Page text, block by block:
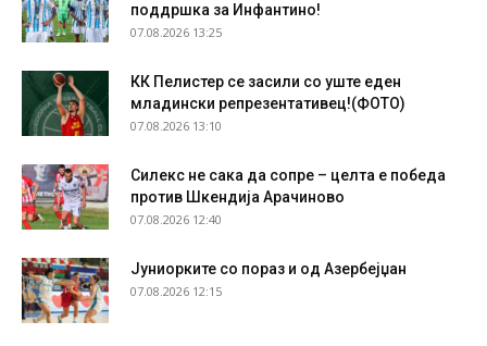
поддршка за Инфантино!
07.08.2026 13:25
КК Пелистер се засили со уште еден
младински репрезентативец!(ФОТО)
07.08.2026 13:10
Силекс не сака да сопре – целта е победа
против Шкендија Арачиново
07.08.2026 12:40
Јуниорките со пораз и од Азербејџан
07.08.2026 12:15